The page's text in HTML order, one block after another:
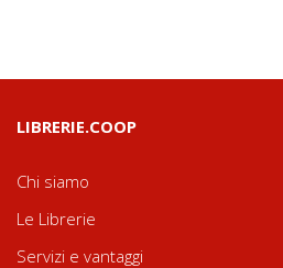
LIBRERIE.COOP
Chi siamo
Le Librerie
Servizi e vantaggi